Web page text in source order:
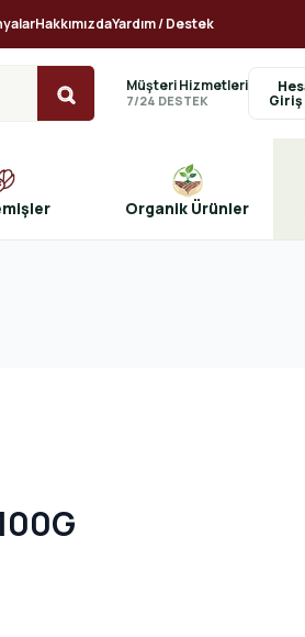
HakkımızdaYardım / Destek
Müşteri Hizmetleri
7/24 DESTEK
Organik Ürünler